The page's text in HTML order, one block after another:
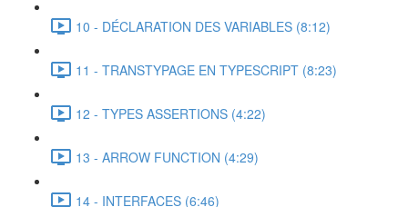
10 - DÉCLARATION DES VARIABLES (8:12)
11 - TRANSTYPAGE EN TYPESCRIPT (8:23)
12 - TYPES ASSERTIONS (4:22)
13 - ARROW FUNCTION (4:29)
14 - INTERFACES (6:46)